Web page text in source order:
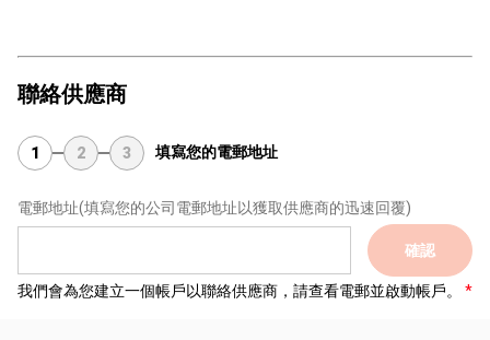
聯絡供應商
1 2 3 填寫您的電郵地址
電郵地址(填寫您的公司電郵地址以獲取供應商的迅速回覆)
確認
我們會為您建立一個帳戶以聯絡供應商，請查看電郵並啟動帳戶。